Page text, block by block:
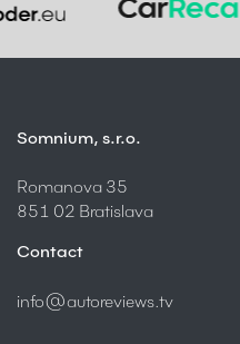
Somnium, s.r.o.
Romanova 35
851 02 Bratislava
Contact
info@autoreviews.tv